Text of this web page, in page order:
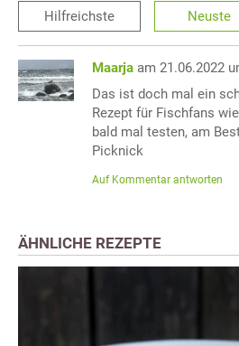
Hilfreichste Neuste
Maarja am 21.06.2022
Das ist doch mal ein
Rezept für Fischfans
bald mal testen, am
Picknick
Auf Kommentar antworten
ÄHNLICHE REZEPTE